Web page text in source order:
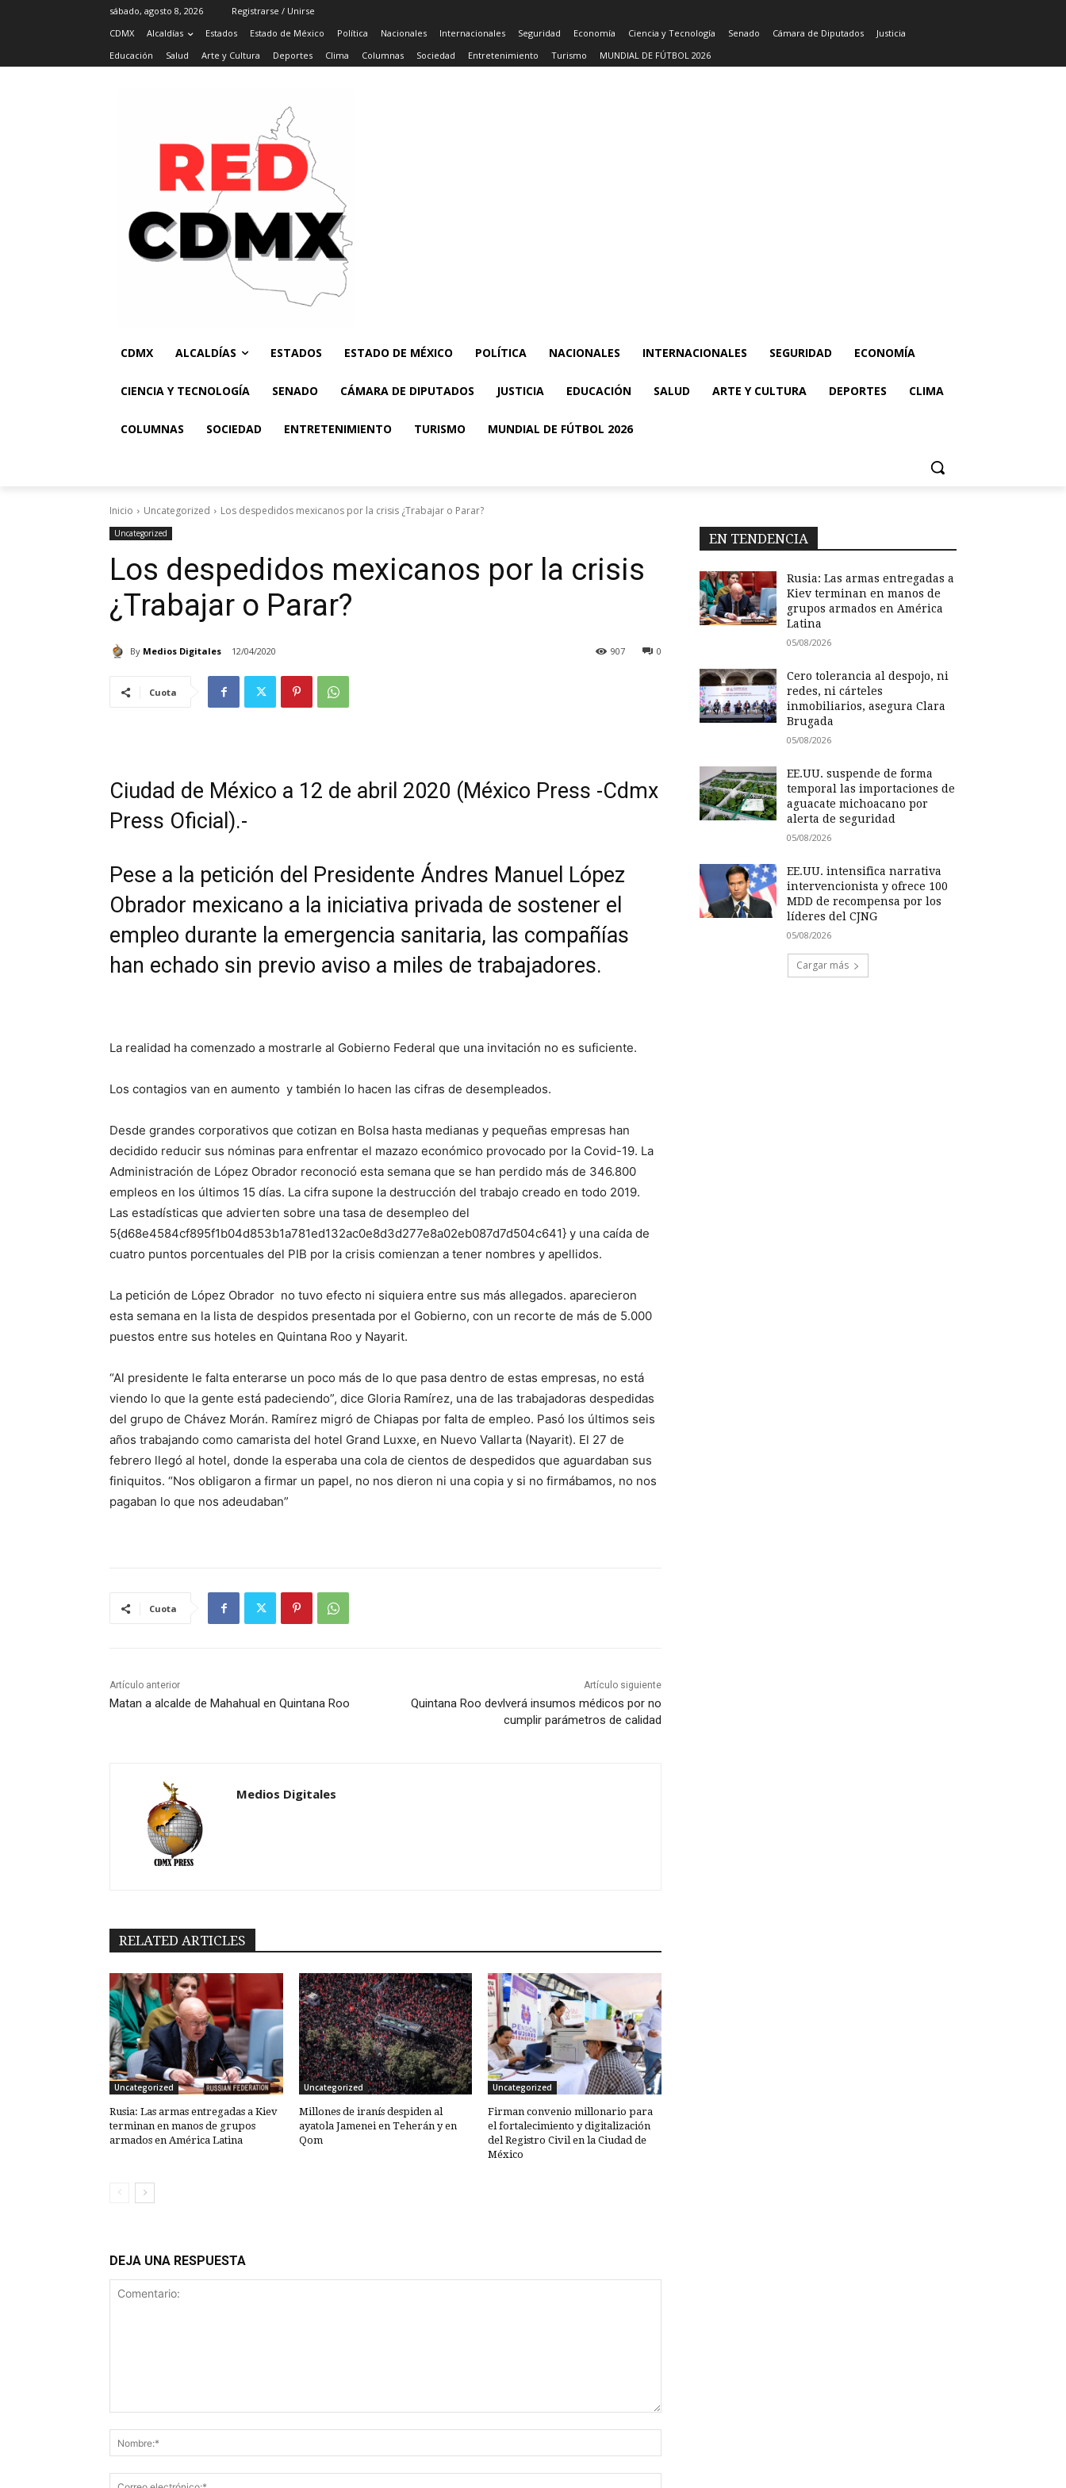
sábado, agosto 8, 2026
Registrarse / Unirse
CDMX
Alcaldías Estados Estado de México Política Nacionales Internacionales Seguridad Economía Ciencia y Tecnología Senado Cámara de Diputados
Justicia
Educación
Salud Arte y Cultura Deportes Clima Columnas Sociedad Entretenimiento Turismo MUNDIAL DE FÚTBOL 2026
CDMX ALCALDÍAS ESTADOS ESTADO DE MÉXICO POLÍTICA NACIONALES INTERNACIONALES SEGURIDAD ECONOMÍA
CIENCIA Y TECNOLOGÍA SENADO CÁMARA DE DIPUTADOS JUSTICIA EDUCACIÓN SALUD ARTE Y CULTURA DEPORTES CLIMA
COLUMNAS SOCIEDAD ENTRETENIMIENTO TURISMO MUNDIAL DE FÚTBOL 2026
Inicio Uncategorized Los despedidos mexicanos por la crisis ¿Trabajar o Parar?
Uncategorized
Los despedidos mexicanos por la crisis
¿Trabajar o Parar?
By Medios Digitales 12/04/2020 0
907
Cuota
Ciudad de México a 12 de abril 2020 (México Press -Cdmx
Press Oficial).-
Pese a la petición del Presidente Ándres Manuel López
Obrador mexicano a la iniciativa privada de sostener el
empleo durante la emergencia sanitaria, las compañías
han echado sin previo aviso a miles de trabajadores.
La realidad ha comenzado a mostrarle al Gobierno Federal que una invitación no es suficiente.
Los contagios van en aumento y también lo hacen las cifras de desempleados.
Desde grandes corporativos que cotizan en Bolsa hasta medianas y pequeñas empresas han
decidido reducir sus nóminas para enfrentar el mazazo económico provocado por la Covid-19. La
Administración de López Obrador reconoció esta semana que se han perdido más de 346.800
empleos en los últimos 15 días. La cifra supone la destrucción del trabajo creado en todo 2019.
Las estadísticas que advierten sobre una tasa de desempleo del
5{d68e4584cf895f1b04d853b1a781ed132ac0e8d3d277e8a02eb087d7d504c641} y una caída de
cuatro puntos porcentuales del PIB por la crisis comienzan a tener nombres y apellidos.
La petición de López Obrador no tuvo efecto ni siquiera entre sus más allegados. aparecieron
esta semana en la lista de despidos presentada por el Gobierno, con un recorte de más de 5.000
puestos entre sus hoteles en Quintana Roo y Nayarit.
“Al presidente le falta enterarse un poco más de lo que pasa dentro de estas empresas, no está
viendo lo que la gente está padeciendo”, dice Gloria Ramírez, una de las trabajadoras despedidas
del grupo de Chávez Morán. Ramírez migró de Chiapas por falta de empleo. Pasó los últimos seis
años trabajando como camarista del hotel Grand Luxxe, en Nuevo Vallarta (Nayarit). El 27 de
febrero llegó al hotel, donde la esperaba una cola de cientos de despedidos que aguardaban sus
finiquitos. “Nos obligaron a firmar un papel, no nos dieron ni una copia y si no firmábamos, no nos
pagaban lo que nos adeudaban”
Cuota
Artículo anterior
Matan a alcalde de Mahahual en Quintana Roo
Artículo siguiente
Quintana Roo devlverá insumos médicos por no
cumplir parámetros de calidad
Medios Digitales
RELATED ARTICLES
Uncategorized
Rusia: Las armas entregadas a Kiev
terminan en manos de grupos
armados en América Latina
Uncategorized
Millones de iranís despiden al
ayatola Jamenei en Teherán y en
Qom
Uncategorized
Firman convenio millonario para
el fortalecimiento y digitalización
del Registro Civil en la Ciudad de
México
DEJA UNA RESPUESTA
EN TENDENCIA
Rusia: Las armas entregadas a
Kiev terminan en manos de
grupos armados en América
Latina
05/08/2026
Cero tolerancia al despojo, ni
redes, ni cárteles
inmobiliarios, asegura Clara
Brugada
05/08/2026
EE.UU. suspende de forma
temporal las importaciones de
aguacate michoacano por
alerta de seguridad
05/08/2026
EE.UU. intensifica narrativa
intervencionista y ofrece 100
MDD de recompensa por los
líderes del CJNG
05/08/2026
Cargar más